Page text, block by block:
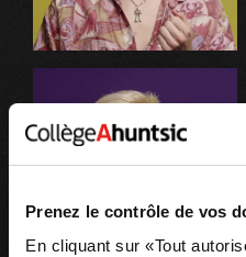
Prenez le contrôle de vos
En cliquant sur «Tout